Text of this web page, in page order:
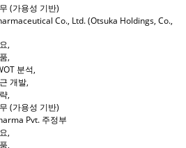
(가용성 기반)
Co., Ltd. (Otsuka Holdings, Co.,
,
,
분석,
개발,
,
(가용성 기반)
Pvt. 주정부
,
,